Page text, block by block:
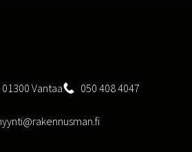
Vantaa 050 408 4047